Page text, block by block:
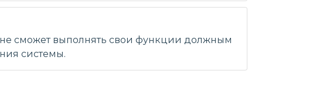
сможет выполнять свои функции должным
системы.